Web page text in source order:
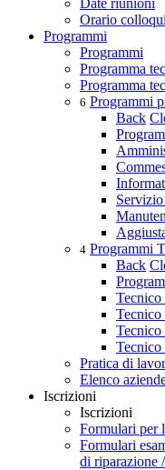
Date riunioni
Orario colloqui
Programmi
Programmi
Programma
Programma
6 Programmi
Back
4 Programmi
Back
Tecnico
Tecnico
Tecnico
Pratica di
Elenco
Iscrizioni
Iscrizioni
Formulari per
Formulari
di riparazione